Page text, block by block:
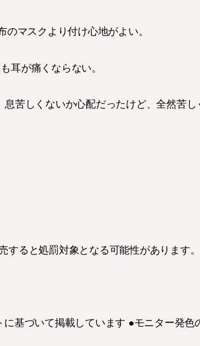
マスクより付け心地がよい。
耳が痛くならない。
苦しくないか心配だったけど、全然苦し
ると処罰対象となる可能性があります。
基づいて掲載しています ●モニター発色